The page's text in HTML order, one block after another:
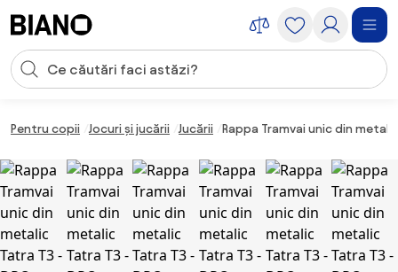
Introducerea căutării
Pentru copii Jocuri și jucării Jucării Rappa Tramvai unic din